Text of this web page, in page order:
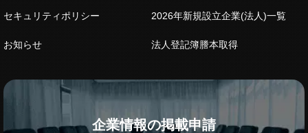
セキュリティポリシー
お知らせ
2026年新規設立企業(法人)一覧
法人登記簿謄本取得
企業情報の掲載申請